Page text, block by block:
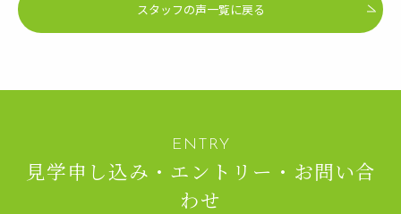
スタッフの声一覧に戻る
見学申し込み・エントリー・お問い合
わせ